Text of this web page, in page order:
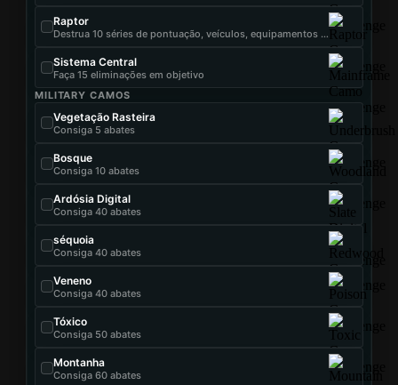
Raptor
Destrua 10 séries de pontuação, veículos, equipamentos ou melhorias de campo
Sistema Central
Faça 15 eliminações em objetivo
MILITARY CAMOS
Vegetação Rasteira
Consiga 5 abates
Bosque
Consiga 10 abates
Ardósia Digital
Consiga 40 abates
séquoia
Consiga 40 abates
Veneno
Consiga 40 abates
Tóxico
Consiga 50 abates
Montanha
Consiga 60 abates